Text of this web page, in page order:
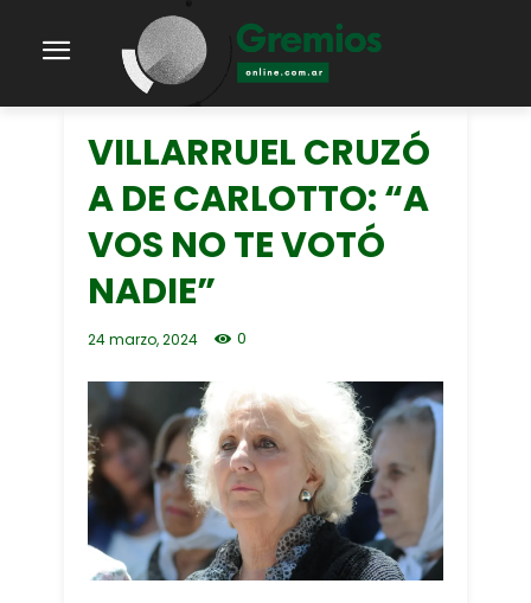
VILLARRUEL CRUZÓ
A DE CARLOTTO: “A
VOS NO TE VOTÓ
NADIE”
24 marzo, 2024 0